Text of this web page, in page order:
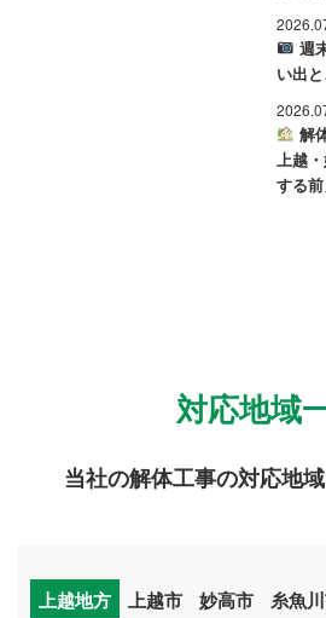
週
い出
解
上越
する
対応地域
当社の解体工事の対応地
上越地方 上越市 妙高市
糸魚